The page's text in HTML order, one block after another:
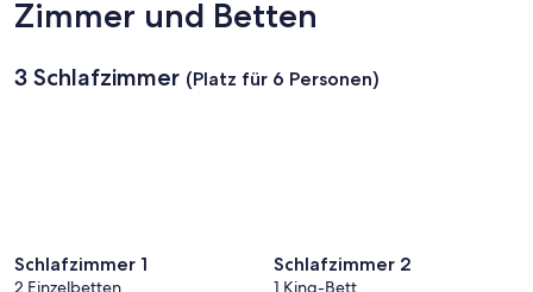
Intl.)
Zimmer und Betten
3 Schlafzimmer (Platz für 6 Personen)
Schlafzimmer 1
2 Einzelbetten
Schlafzimmer 2
1 King-Bett